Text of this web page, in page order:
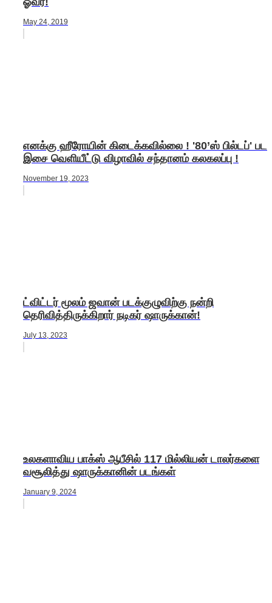
May 24, 2019
எனக்கு ஹீரோயின் கிடைக்கவில்லை ! '80’ஸ் பில்டப்' பட
இசை வெளியீட்டு விழாவில் சந்தானம் கலகலப்பு !
November 19, 2023
ட்விட்டர் மூலம் ஜவான் படக்குழுவிற்கு நன்றி
தெரிவித்திருக்கிறார் நடிகர் ஷாருக்கான்!
July 13, 2023
உலகளாவிய பாக்ஸ் ஆபீசில் 117 மில்லியன் டாலர்களை
வசூலித்து ஷாருக்கானின் படங்கள்
January 9, 2024